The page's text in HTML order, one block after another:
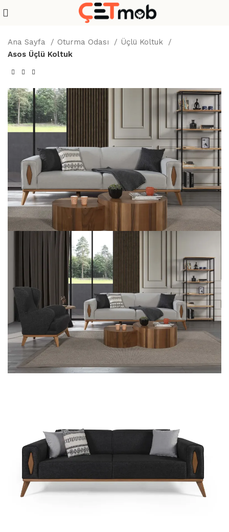
Ana Sayfa Oturma Odası
Üçlü Koltuk
Asos Üçlü Koltuk